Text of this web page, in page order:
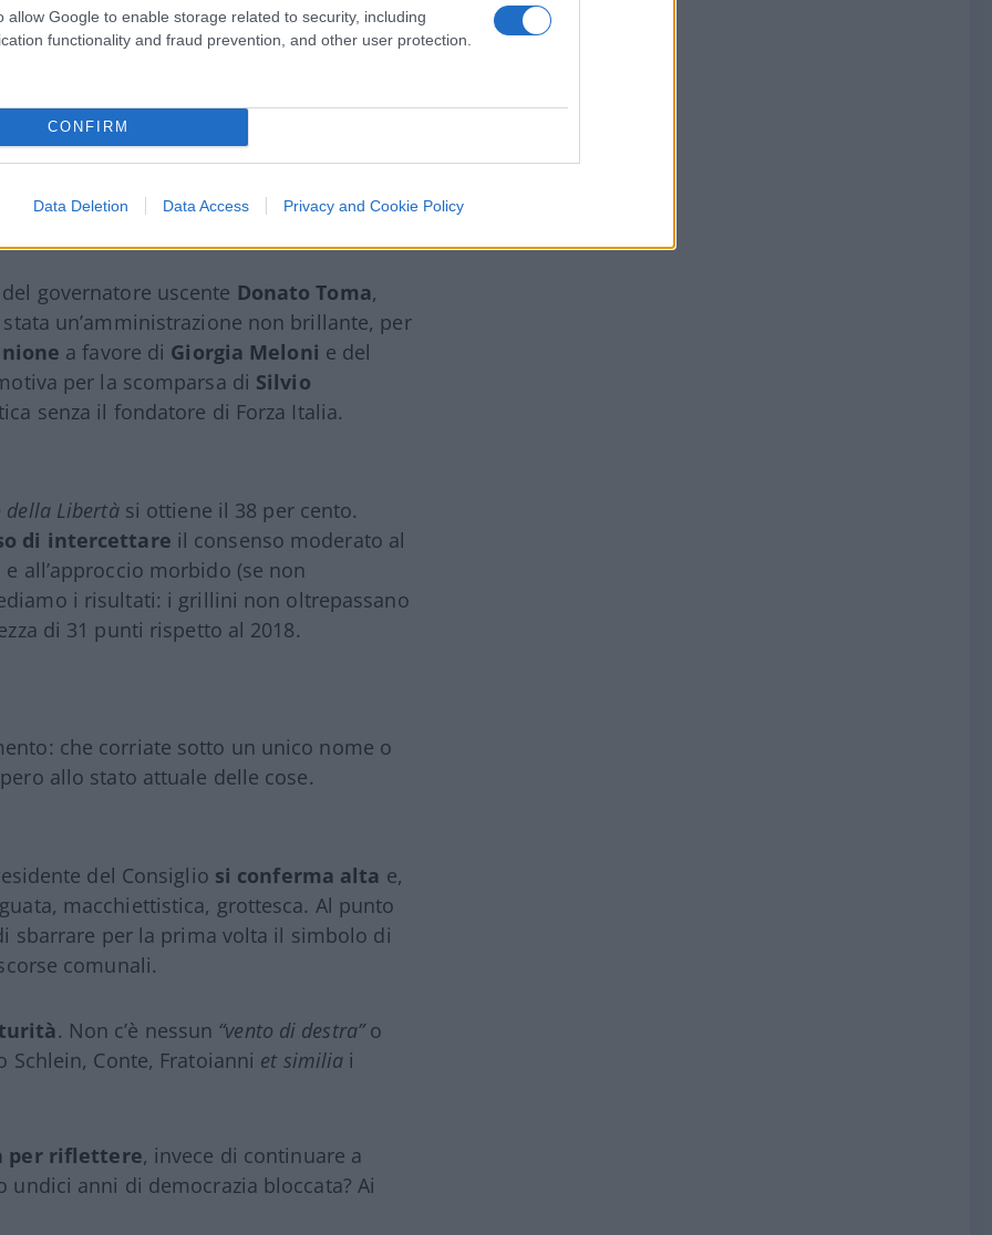
allow Google to enable storage related to security, including
functionality and fraud prevention, and other user protection.
CONFIRM
Data Deletion Data Access Privacy and Cookie Policy
tre elementi tipicidel
del voto, soggetto a variazioni
la forza dei partiti cristiano-
il traino considerevole dell’universo
governatore uscente Donato Toma,
un’amministrazione non brillante, per
a favore di Giorgia Meloni e del
per la scomparsa di Silvio
senza il fondatore di Forza Italia.
della Libertàsi ottiene il 38 per cento.
di intercettare il consenso moderato al
all’approccio morbido (se non
i risultati: i grillini non oltrepassano
di 31 punti rispetto al 2018.
che corriate sotto un unico nome o
allo stato attuale delle cose.
del Consiglio si conferma alta e,
macchiettistica, grottesca. Al punto
sbarrare per la prima volta il simbolo di
comunali.
. Non c’è nessun “vento di destra”o
Conte, Fratoianni et similia i
per riflettere, invece di continuare a
undici anni di democrazia bloccata? Ai